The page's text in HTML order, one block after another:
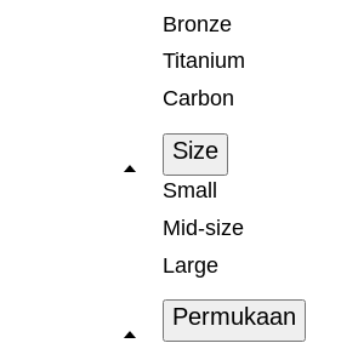
Bronze
Titanium
Carbon
Size
Small
Mid-size
Large
Permukaan